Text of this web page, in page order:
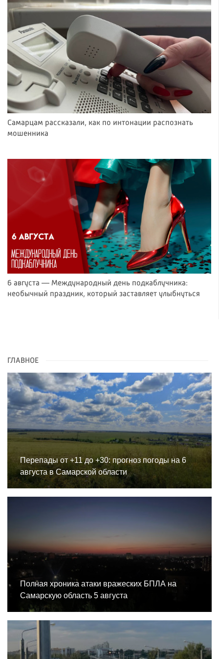
Самарцам рассказали, как по интонации распознать
мошенника
6 августа — Международный день подкаблучника:
необычный праздник, который заставляет улыбнуться
ГЛАВНОЕ
Перепады от +11 до +30: прогноз погоды на 6
августа в Самарской области
Полная хроника атаки вражеских БПЛА на
Самарскую область 5 августа